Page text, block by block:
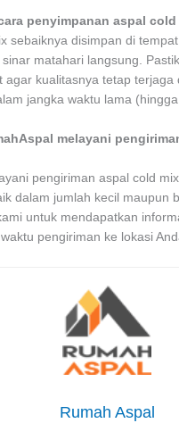
penyimpanan aspal cold
sebaiknya disimpan di
matahari langsung.
agar kualitasnya tetap terjaga
jangka waktu lama
melayani
pengiriman aspal cold
dalam jumlah kecil maupun
untuk mendapatkan
pengiriman ke lokasi
Rumah Aspal